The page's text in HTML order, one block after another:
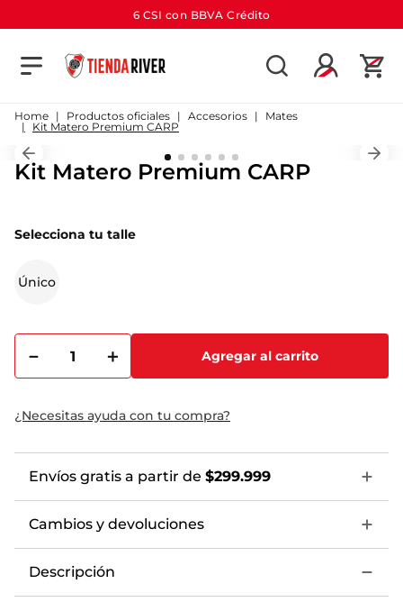
6 CSI con BBVA Crédito
Productos oficiales Accesorios
Mates
Kit Matero Premium CARP
Kit Matero Premium CARP
Selecciona tu talle
Único
＋
－ Agregar al carrito
¿Necesitas ayuda con tu compra?
Envíos gratis a partir de $299.999
Cambios y devoluciones
Descripción
TÉRMINOS MÁS BUSCADOS
1
camiseta
3.
gorra
5.
buzo
8.
bolso